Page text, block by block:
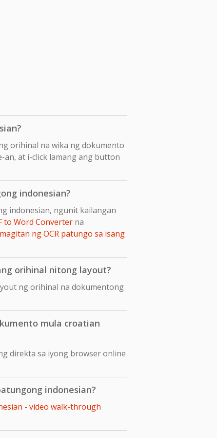
orihinal na wika ng dokumento
at i-click lamang ang button
indonesian?
indonesian, ngunit kailangan
to Word Converter na
ng OCR patungo sa isang
orihinal nitong layout?
ng orihinal na dokumentong
mula croatian
direkta sa iyong browser online
indonesian?
- video walk-through